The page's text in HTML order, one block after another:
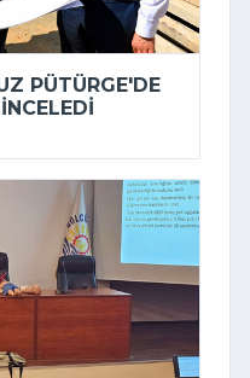
PÜTÜRGE'DE